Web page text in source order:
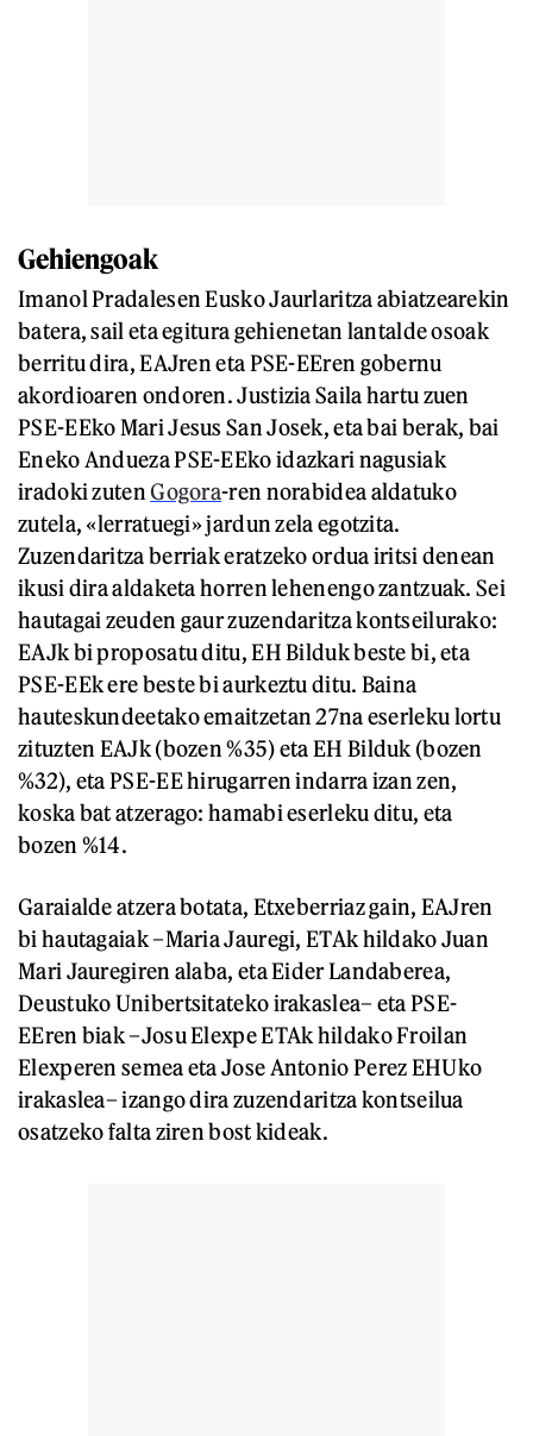
Gehiengoak
Imanol Pradalesen Eusko Jaurlaritza abiatzearekin
batera, sail eta egitura gehienetan lantalde osoak
berritu dira, EAJren eta PSE-EEren gobernu
akordioaren ondoren. Justizia Saila hartu zuen
PSE-EEko Mari Jesus San Josek, eta bai berak, bai
Eneko Andueza PSE-EEko idazkari nagusiak
iradoki zutenGogora-ren norabidea aldatuko
zutela, «lerratuegi» jardun zela egotzita.
Zuzendaritza berriak eratzeko ordua iritsi denean
ikusi dira aldaketa horren lehenengo zantzuak. Sei
hautagai zeuden gaur zuzendaritza kontseilurako:
EAJk bi proposatu ditu, EH Bilduk beste bi, eta
PSE-EEk ere beste bi aurkeztu ditu. Baina
hauteskundeetako emaitzetan 27na eserleku lortu
zituzten EAJk (bozen %35) eta EH Bilduk (bozen
%32), eta PSE-EE hirugarren indarra izan zen,
koska bat atzerago: hamabi eserleku ditu, eta
bozen %14.
Garaialde atzera botata, Etxeberriaz gain, EAJren
bi hautagaiak –Maria Jauregi, ETAk hildako Juan
Mari Jauregiren alaba, eta Eider Landaberea,
Deustuko Unibertsitateko irakaslea– eta PSE-
EEren biak –Josu Elexpe ETAk hildako Froilan
Elexperen semea eta Jose Antonio Perez EHUko
irakaslea– izango dira zuzendaritza kontseilua
osatzeko falta ziren bost kideak.